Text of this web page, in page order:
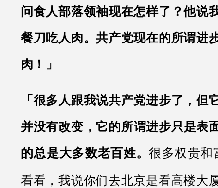
问食人部落领袖现在怎样了？他说
餐刀吃人肉。共产党现在的所谓进
肉！」
「很多人跟我说共产党进步了，但
并没有改变，它的所谓进步只是
的总是大多数老百姓。很多权贵和
看看，我说你们去北京是看高楼大